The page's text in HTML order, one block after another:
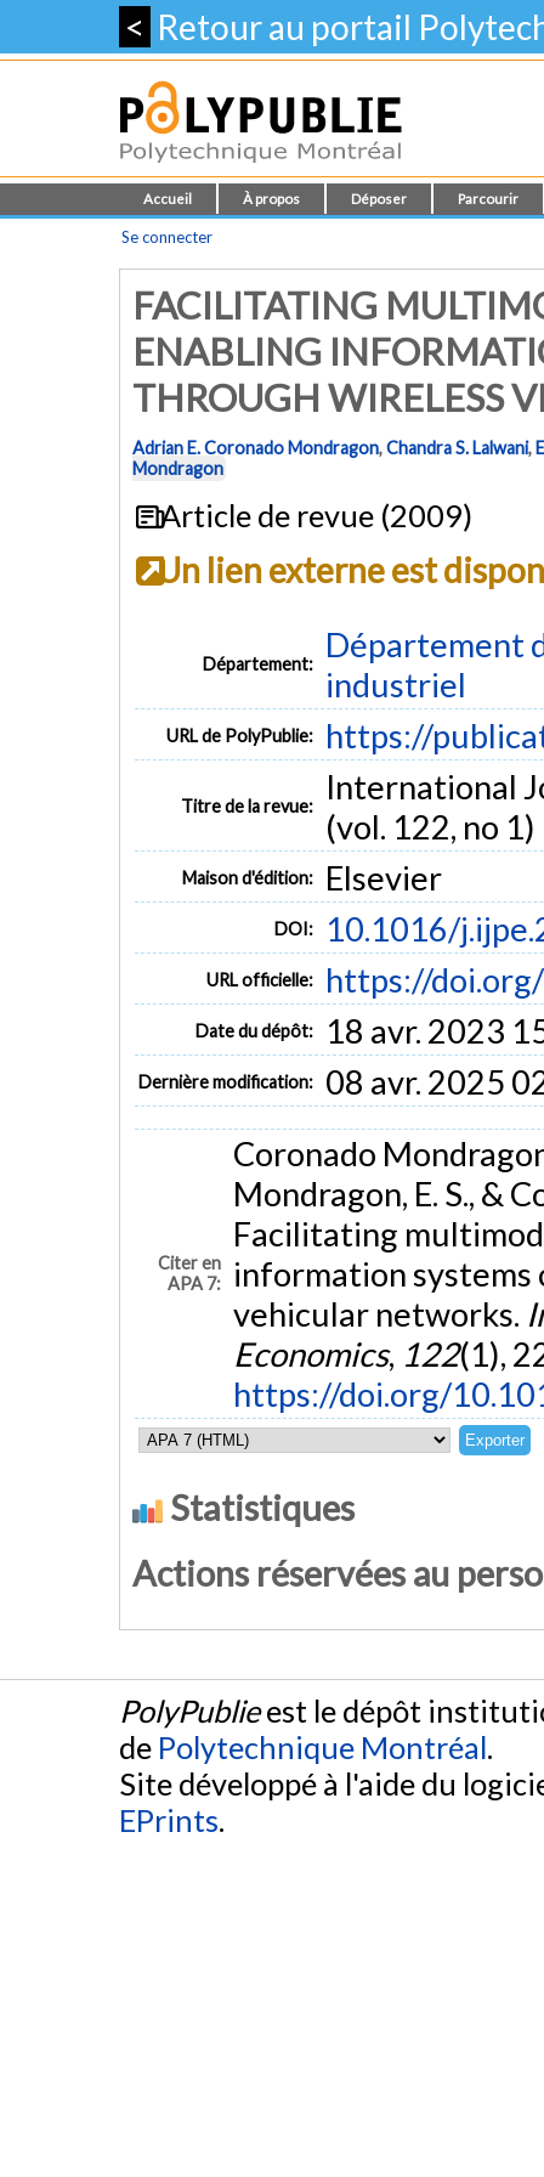
< Retour au portail
Accueil À propos Déposer Parcourir
Se connecter
FACILITATING
ENABLING
THROUGH WIRELESS
Adrian E. Coronado Mondragon,Chandra S. Lalwani,
Mondragon
Article de revue (2009)
Un lien externe est
Département:
Département
industriel
URL de PolyPublie: https://
Titre de la revue:
International
(vol. 122, no 1)
Maison d'édition: Elsevier
DOI: 10.1016/
URL officielle: https://
Date du dépôt: 18 avr. 2023
Dernière modification: 08 avr. 2025
Citer en
APA 7:
Coronado
Mondragon, E. S., &
Facilitating
information
vehicular networks.
Economics, 122(1),
https://doi.org/
Statistiques
Actions réservées au
PolyPublieest le dépôt
de Polytechnique Montréal.
Site développé à l'aide du
EPrints.